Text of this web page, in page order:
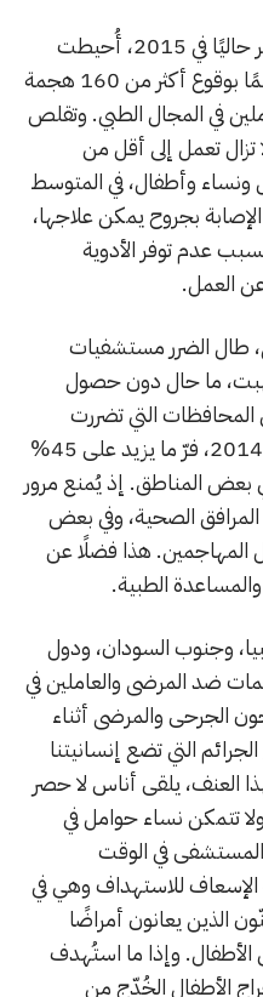
وفي اليمن: منذ نشوب النزاع الدائر حاليًا في 2015، أُحيطت
اللجنة الدولية للصليب الأحمر علمًا بوقوع أكثر من 160 هجمة
في المجال الطبي. وتقلص
تزال تعمل إلى أقل من
رجال ونساء وأطفال، في المتوسط
بجروح يمكن علاجها،
عدم توفر الأدوية
العمل.
طال الضرر مستشفيات
ما حال دون حصول
المحافظات التي تضررت
بشدة من جراء النزاع. و منذ عام 2014، فرّ ما يزيد على 45%
بعض المناطق. إذ يُمنع مرور
المرافق الصحية، وفي بعض
المهاجمين. هذا فضلًا عن
الطبية.
وجنوب السودان، ودول
ضد المرضى والعاملين في
الجرحى والمرضى أثناء
التي تضع إنسانيتنا
العنف، يلقى أناس لا حصر
تتمكن نساء حوامل في
في الوقت
للاستهداف وهي في
الذين يعانون أمراضًا
الأطفال. وإذا ما استُهدف
الأطفال الخُدّج من